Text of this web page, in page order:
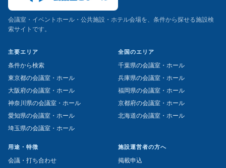
会議室・イベントホール・公共施設・ホテル会場を、条件から探せる施設検
索サイトです。
主要エリア
条件から検索
東京都の会議室・ホール
大阪府の会議室・ホール
神奈川県の会議室・ホール
愛知県の会議室・ホール
埼玉県の会議室・ホール
全国のエリア
千葉県の会議室・ホール
兵庫県の会議室・ホール
福岡県の会議室・ホール
京都府の会議室・ホール
北海道の会議室・ホール
用途・特徴
会議・打ち合わせ
施設運営者の方へ
掲載申込